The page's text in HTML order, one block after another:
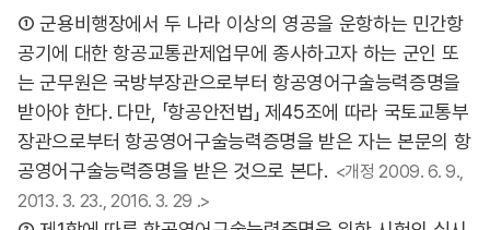
① 군용비행장에서 두 나라 이상의 영공을 운항하는 민간항
공기에 대한 항공교통관제업무에 종사하고자 하는 군인 또
는 군무원은 국방부장관으로부터 항공영어구술능력증명을
받아야 한다. 다만, 「항공안전법」 제45조에 따라 국토교통부
장관으로부터 항공영어구술능력증명을 받은 자는 본문의 항
공영어구술능력증명을 받은 것으로 본다. <개정 2009. 6. 9.,
2013. 3. 23., 2016. 3. 29 .>